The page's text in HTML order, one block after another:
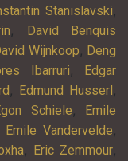
Stanislavski,
,
David Benquis
Wijnkoop, Deng
Ibarruri,
Edgar
, Edmund Husserl ,
Schiele,
Emile
Emile Vandervelde,
, Eric Zemmour,